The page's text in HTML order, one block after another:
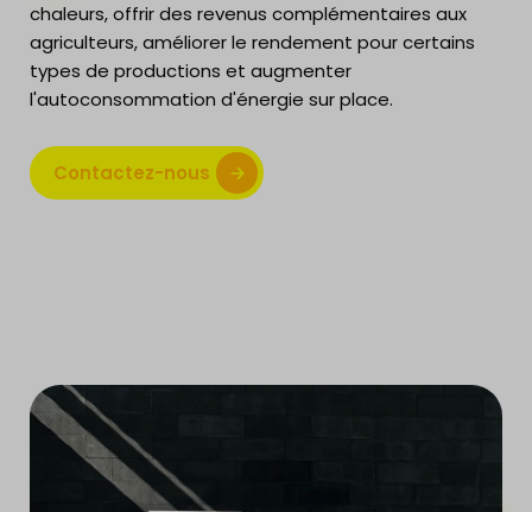
chaleurs, offrir des revenus complémentaires aux
agriculteurs, améliorer le rendement pour certains
types de productions et augmenter
l'autoconsommation d'énergie sur place.
Contactez-nous